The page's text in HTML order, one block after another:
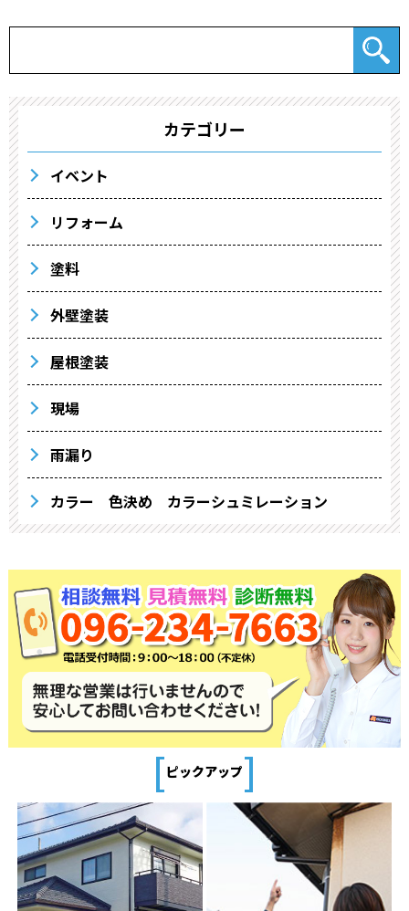
カテゴリー
イベント
リフォーム
塗料
外壁塗装
屋根塗装
現場
雨漏り
カラー 色決め カラーシュミレーション
[ピックアップ]